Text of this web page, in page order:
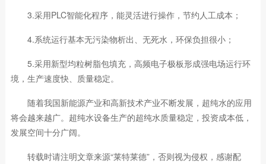
3.采用PLC智能化程序，能灵活进行操作，节约人工成本；
4.系统运行基本无污染物析出、无死水，环保负担很小；
5.采用新型均粒树脂包填充，高频电子极板形成强电场运行环
境，生产速度快、质量稳定。
随着我国新能源产业和高新技术产业不断发展，超纯水的应用
将会越来越广。超纯水设备生产的超纯水质量稳定，投资成本低，
发展空间十分广阔。
转载时请注明文章来源“莱特莱德”，否则视为侵权，感谢配